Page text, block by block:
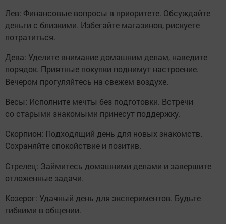
Лев: Финансовые вопросы в приоритете. Обсуждайте
деньги с близкими. Избегайте магазинов, рискуете
потратиться.
Дева: Уделите внимание домашним делам, наведите
порядок. Приятные покупки поднимут настроение.
Вечером прогуляйтесь на свежем воздухе.
Весы: Исполните мечты без подготовки. Встречи
со старыми знакомыми принесут поддержку.
Скорпион: Подходящий день для новых знакомств.
Сохраняйте спокойствие и позитив.
Стрелец: Займитесь домашними делами и завершите
отложенные задачи.
Козерог: Удачный день для экспериментов. Будьте
гибкими в общении.